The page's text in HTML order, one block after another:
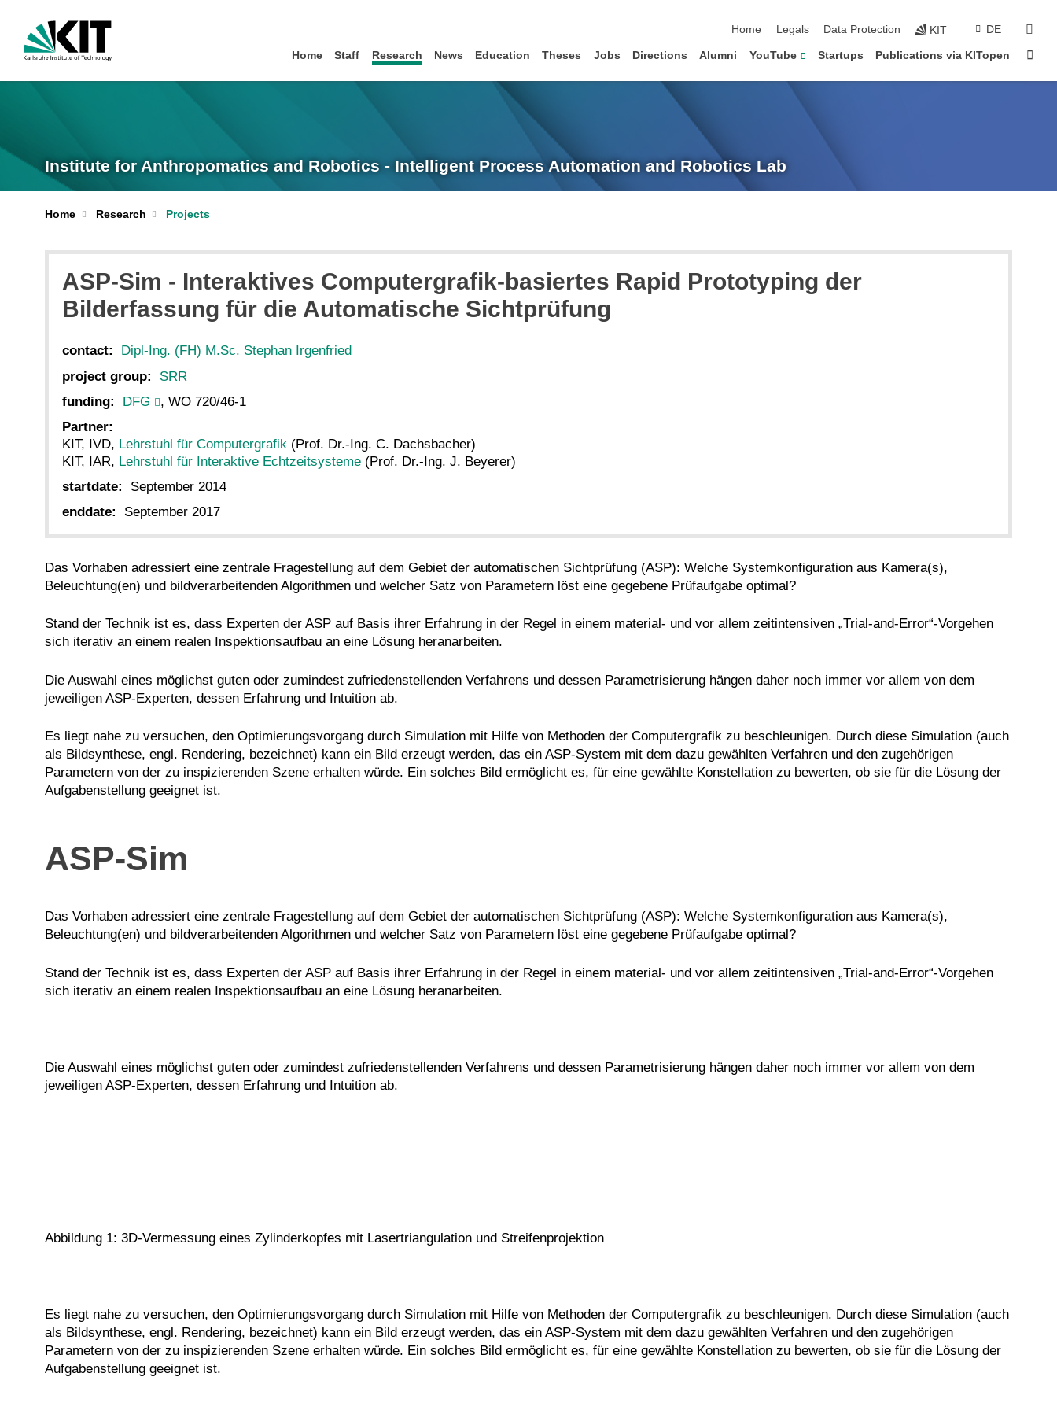
Home Legals Data Protection KIT DE
Home Staff Research News Education Theses Jobs Directions Alumni YouTube Startups Publications via KITopen
Institute for Anthropomatics and Robotics - Intelligent Process Automation and Robotics Lab
Home Research Projects
ASP-Sim - Interaktives Computergrafik-basiertes Rapid Prototyping der
Bilderfassung für die Automatische Sichtprüfung
contact:
Dipl-Ing. (FH) M.Sc. Stephan Irgenfried
project group:
SRR
funding:
DFG
, WO 720/46-1
Partner:
KIT, IVD, Lehrstuhl für Computergrafik (Prof. Dr.-Ing. C. Dachsbacher)
KIT, IAR, Lehrstuhl für Interaktive Echtzeitsysteme (Prof. Dr.-Ing. J. Beyerer)
startdate:
September 2014
enddate:
September 2017
Das Vorhaben adressiert eine zentrale Fragestellung auf dem Gebiet der automatischen Sichtprüfung (ASP): Welche Systemkonfiguration aus Kamera(s),
Beleuchtung(en) und bildverarbeitenden Algorithmen und welcher Satz von Parametern löst eine gegebene Prüfaufgabe optimal?
Stand der Technik ist es, dass Experten der ASP auf Basis ihrer Erfahrung in der Regel in einem material- und vor allem zeitintensiven „Trial-and-Error“-Vorgehen
sich iterativ an einem realen Inspektionsaufbau an eine Lösung heranarbeiten.
Die Auswahl eines möglichst guten oder zumindest zufriedenstellenden Verfahrens und dessen Parametrisierung hängen daher noch immer vor allem von dem
jeweiligen ASP-Experten, dessen Erfahrung und Intuition ab.
Es liegt nahe zu versuchen, den Optimierungsvorgang durch Simulation mit Hilfe von Methoden der Computergrafik zu beschleunigen. Durch diese Simulation (auch
als Bildsynthese, engl. Rendering, bezeichnet) kann ein Bild erzeugt werden, das ein ASP-System mit dem dazu gewählten Verfahren und den zugehörigen
Parametern von der zu inspizierenden Szene erhalten würde. Ein solches Bild ermöglicht es, für eine gewählte Konstellation zu bewerten, ob sie für die Lösung der
Aufgabenstellung geeignet ist.
ASP-Sim
Das Vorhaben adressiert eine zentrale Fragestellung auf dem Gebiet der automatischen Sichtprüfung (ASP): Welche Systemkonfiguration aus Kamera(s),
Beleuchtung(en) und bildverarbeitenden Algorithmen und welcher Satz von Parametern löst eine gegebene Prüfaufgabe optimal?
Stand der Technik ist es, dass Experten der ASP auf Basis ihrer Erfahrung in der Regel in einem material- und vor allem zeitintensiven „Trial-and-Error“-Vorgehen
sich iterativ an einem realen Inspektionsaufbau an eine Lösung heranarbeiten.
Die Auswahl eines möglichst guten oder zumindest zufriedenstellenden Verfahrens und dessen Parametrisierung hängen daher noch immer vor allem von dem
jeweiligen ASP-Experten, dessen Erfahrung und Intuition ab.
Abbildung 1: 3D-Vermessung eines Zylinderkopfes mit Lasertriangulation und Streifenprojektion
Es liegt nahe zu versuchen, den Optimierungsvorgang durch Simulation mit Hilfe von Methoden der Computergrafik zu beschleunigen. Durch diese Simulation (auch
als Bildsynthese, engl. Rendering, bezeichnet) kann ein Bild erzeugt werden, das ein ASP-System mit dem dazu gewählten Verfahren und den zugehörigen
Parametern von der zu inspizierenden Szene erhalten würde. Ein solches Bild ermöglicht es, für eine gewählte Konstellation zu bewerten, ob sie für die Lösung der
Aufgabenstellung geeignet ist.